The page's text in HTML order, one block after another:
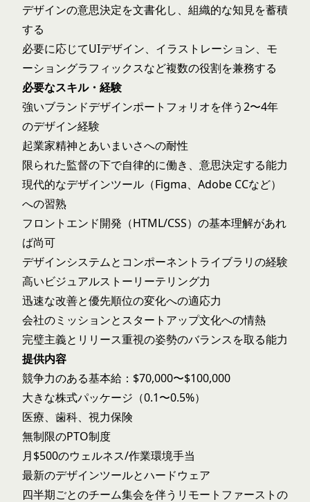
デザインの意思決定を文書化し、組織的な知見を蓄積
する
必要に応じてUIデザイン、イラストレーション、モ
ーショングラフィックスなど複数の役割を兼務する
必要なスキル・経験
強いブランドデザインポートフォリオを伴う2〜4年
のデザイン経験
起業家精神とあいまいさへの耐性
限られた監督の下で自律的に働き、意思決定する能力
現代的なデザインツール（Figma、Adobe CCなど）
への習熟
フロントエンド開発（HTML/CSS）の基本理解があれ
ば尚可
デザインシステムとコンポーネントライブラリの経験
高いビジュアルストーリーテリング力
迅速な改善と優先順位の変化への適応力
会社のミッションとスタートアップ文化への情熱
完璧主義とリリース重視の姿勢のバランスを取る能力
提供内容
競争力のある基本給：$70,000〜$100,000
大きな株式パッケージ（0.1〜0.5%）
医療、歯科、視力保険
無制限のPTO制度
月$500のウェルネス/作業環境手当
最新のデザインツールとハードウェア
四半期ごとのチーム集会を伴うリモートファーストの